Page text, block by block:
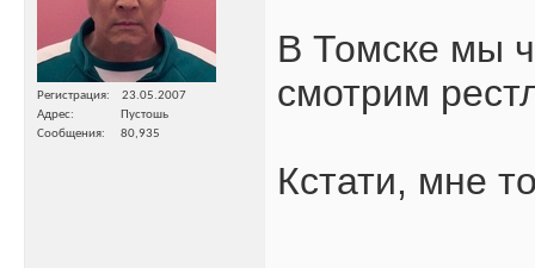
Регистрация
23.05.2007
Адрес
Пустошь
Сообщения
80,935
В Томске мы
смотрим
Кстати, мне